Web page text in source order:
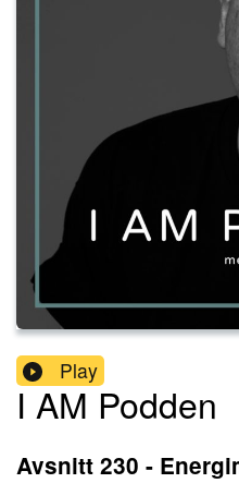
Play
I AM Podden
Avsnitt 230 -